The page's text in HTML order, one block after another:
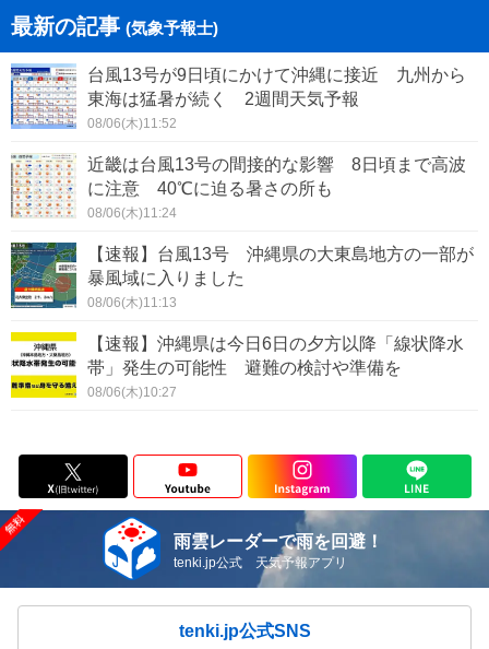
最新の記事 (気象予報士)
台風13号が9日頃にかけて沖縄に接近 九州から
東海は猛暑が続く 2週間天気予報
08/06(木)11:52
近畿は台風13号の間接的な影響 8日頃まで高波
に注意 40℃に迫る暑さの所も
08/06(木)11:24
【速報】台風13号 沖縄県の大東島地方の一部が
暴風域に入りました
08/06(木)11:13
【速報】沖縄県は今日6日の夕方以降「線状降水
帯」発生の可能性 避難の検討や準備を
08/06(木)10:27
雨雲レーダーで雨を回避！
tenki.jp公式 天気予報アプリ
tenki.jp公式SNS